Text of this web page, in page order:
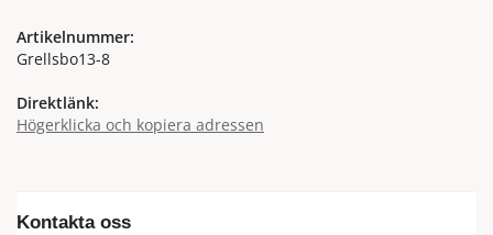
Artikelnummer:
Grellsbo13-8
Direktlänk:
Högerklicka och kopiera adressen
Kontakta oss